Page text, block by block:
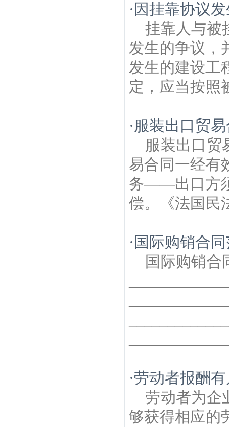
· 因挂靠协议
挂靠人与被
发生的争议，
发生的建设工
定，应当按照
·服装出口贸
服装出口贸
易合同一经有
务——出口方
偿。《法国民
· 国际购销合
国际购销合
·劳动者报酬
劳动者为企
够获得相应的